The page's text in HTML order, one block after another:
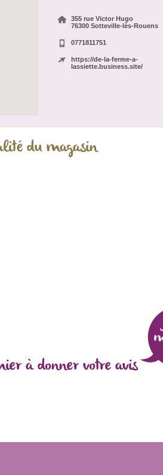
355 rue Victor Hugo
76300 Sotteville-lès-Rouens
0771811751
https://de-la-ferme-a-
lassiette.business.site/
du magasin
à donner votre avis